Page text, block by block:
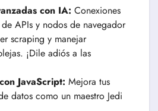
con IA: Conexiones
APIs y nodos de navegador
scraping y manejar
¡Dile adiós a las
JavaScript: Mejora tus
datos como un maestro Jedi